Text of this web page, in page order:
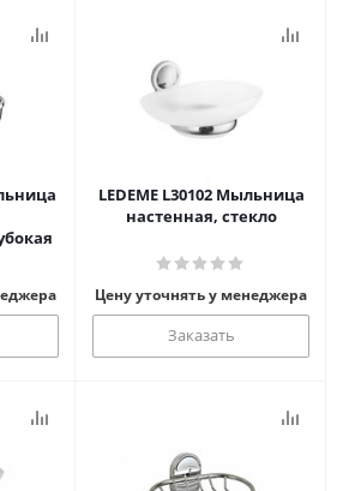
LEDEME L30102 Мыльница
настенная, стекло
Цену уточнять у менеджера
Заказать